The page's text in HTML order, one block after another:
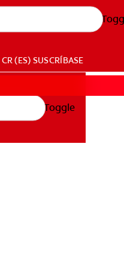
CR (ES) SUSCRÍBASE
Toggle